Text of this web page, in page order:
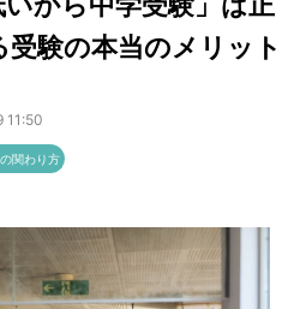
受験の本当のメリット
11:50
関わり方